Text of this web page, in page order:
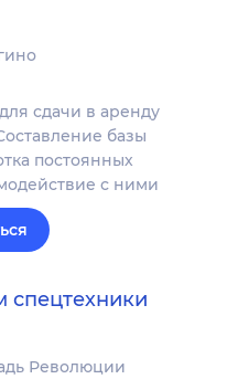
сдачи в аренду
базы
постоянных
с ними
Революции